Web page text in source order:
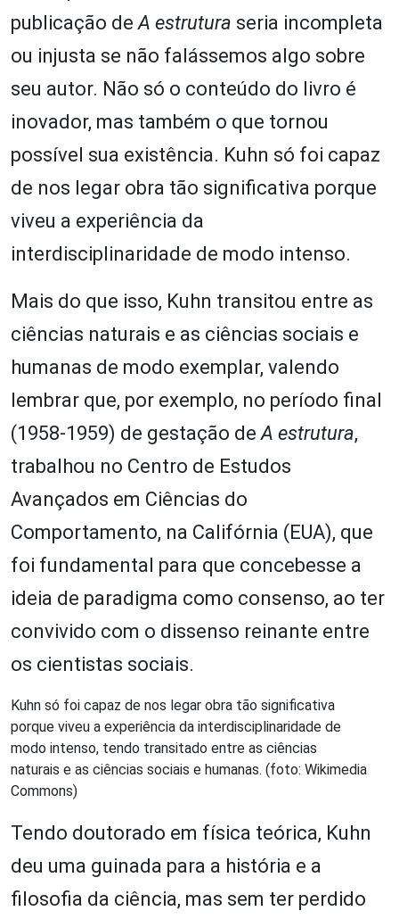
publicação deA estrutura seria incompleta
ou injusta se não falássemos algo sobre
seu autor. Não só o conteúdo do livro é
inovador, mas também o que tornou
possível sua existência. Kuhn só foi capaz
de nos legar obra tão significativa porque
viveu a experiência da
interdisciplinaridade de modo intenso.
Mais do que isso, Kuhn transitou entre as
ciências naturais e as ciências sociais e
humanas de modo exemplar, valendo
lembrar que, por exemplo, no período final
(1958-1959) de gestação deA estrutura,
trabalhou no Centro de Estudos
Avançados em Ciências do
Comportamento, na Califórnia (EUA), que
foi fundamental para que concebesse a
ideia de paradigma como consenso, ao ter
convivido com o dissenso reinante entre
os cientistas sociais.
Kuhn só foi capaz de nos legar obra tão significativa
porque viveu a experiência da interdisciplinaridade de
modo intenso, tendo transitado entre as ciências
naturais e as ciências sociais e humanas. (foto: Wikimedia
Commons)
Tendo doutorado em física teórica, Kuhn
deu uma guinada para a história e a
filosofia da ciência, mas sem ter perdido